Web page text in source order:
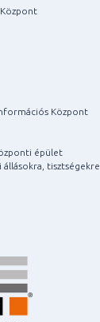
Központ
épület
állásokra, tisztségekre